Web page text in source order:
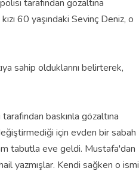
tarafından gözaltına
60 yaşındaki Sevinç Deniz, o
sahip olduklarını belirterek,
baskınla gözaltına
için evden bir sabah
tabutla eve geldi. Mustafa'dan
yazmışlar. Kendi sağken o ismi